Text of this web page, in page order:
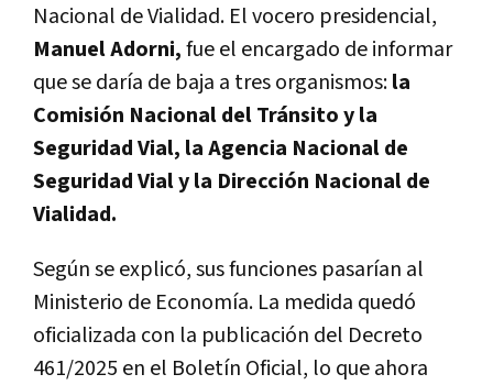
Nacional de Vialidad. El vocero presidencial,
Manuel Adorni,fue el encargado de informar
que se daría de baja a tres organismos:la
Comisión Nacional del Tránsito y la
Seguridad Vial, la Agencia Nacional de
Seguridad Vial y la Dirección Nacional de
Vialidad.
Según se explicó, sus funciones pasarían al
Ministerio de Economía. La medida quedó
oficializada con la publicación del Decreto
461/2025 en el Boletín Oficial, lo que ahora